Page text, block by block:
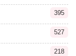
395
527
218